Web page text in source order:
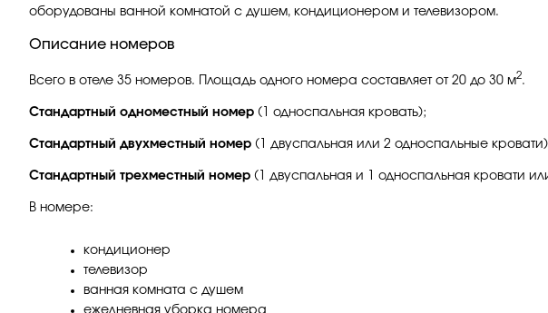
оборудованы ванной комнатой с душем, кондиционером и телевизором.
Описание номеров
Всего в отеле 35 номеров. Площадь одного номера составляет от 20 до 30 м2.
Стандартный одноместный номер (1 односпальная кровать);
Стандартный двухместный номер (1 двуспальная или 2 односпальные
Стандартный трехместный номер (1 двуспальная и 1 односпальная кровати
В номере:
кондиционер
телевизор
ванная комната с душем
ежедневная уборка номера